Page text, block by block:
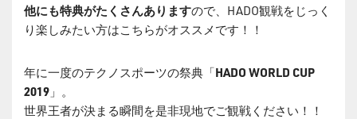
他にも特典がたくさんありますので、HADO観戦をじっく
り楽しみたい方はこちらがオススメです！！
年に一度のテクノスポーツの祭典「HADO WORLD CUP
2019 」。
世界王者が決まる瞬間を是非現地でご観戦ください！！